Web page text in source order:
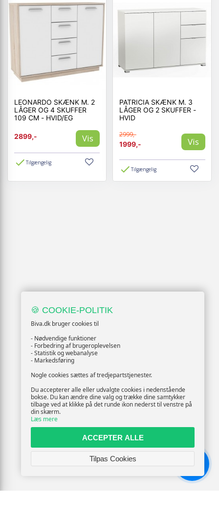
LEONARDO SKÆNK M. 2
LÅGER OG 4 SKUFFER
109 CM - HVID/EG
2899,- Vis
Tilgængelig
PATRICIA SKÆNK M. 3
LÅGER OG 2 SKUFFER -
HVID
2999,-
1999,-
Vis
Tilgængelig
🍪 COOKIE-POLITIK
Biva.dk bruger cookies til
- Nødvendige funktioner
- Forbedring af brugeroplevelsen
- Statistik og webanalyse
- Markedsføring
Nogle cookies sættes af tredjepartstjenester.
Du accepterer alle eller udvalgte cookies i nedenstående
bokse. Du kan ændre dine valg og trække dine samtykker
tilbage ved at klikke på det runde ikon nederst til venstre på
din skærm.
Læs mere
ACCEPTER ALLE
Tilpas Cookies